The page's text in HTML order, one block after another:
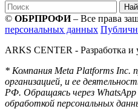
© ОБРПРОФИ– Все права
персональных данных
ARKS CENTER - Разработка и
* Компания Meta Platforms Inc.
организацией, и ее
РФ. Обращаясь через
обработкой персональных